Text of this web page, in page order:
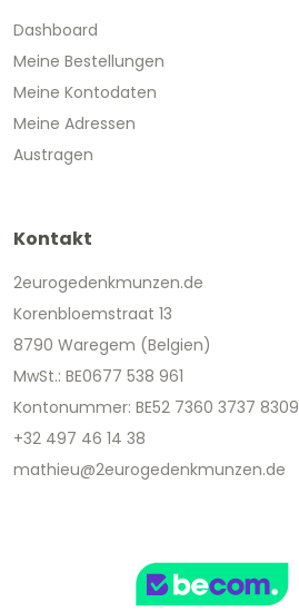
Dashboard
Meine Bestellungen
Meine Kontodaten
Meine Adressen
Austragen
Kontakt
2eurogedenkmunzen.de
Korenbloemstraat 13
8790 Waregem (Belgien)
MwSt.: BE0677 538 961
Kontonummer: BE52 7360 3737 8309
+32 497 46 14 38
mathieu@2eurogedenkmunzen.de